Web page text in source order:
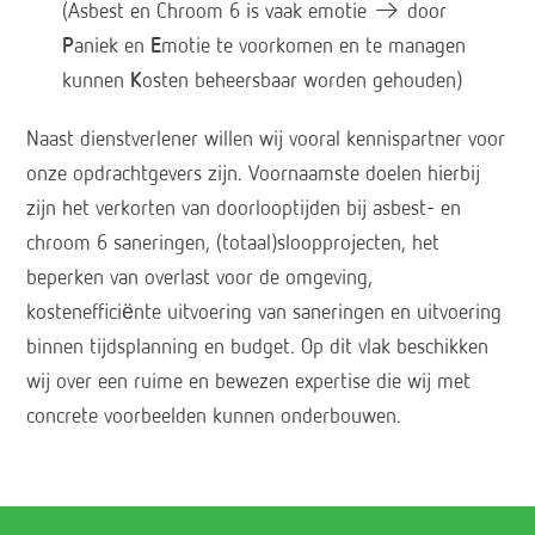
(Asbest en Chroom 6 is vaak emotie → door
Paniek en Emotie te voorkomen en te managen
kunnen Kosten beheersbaar worden gehouden)
Naast dienstverlener willen wij vooral kennispartner voor
onze opdrachtgevers zijn. Voornaamste doelen hierbij
zijn het verkorten van doorlooptijden bij asbest- en
chroom 6 saneringen, (totaal)sloopprojecten, het
beperken van overlast voor de omgeving,
kostenefficiënte uitvoering van saneringen en uitvoering
binnen tijdsplanning en budget. Op dit vlak beschikken
wij over een ruime en bewezen expertise die wij met
concrete voorbeelden kunnen onderbouwen.